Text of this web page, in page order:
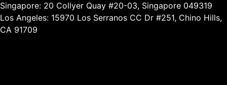
Singapore: 20 Collyer Quay #20-03, Singapore 049319
Los Angeles: 15970 Los Serranos CC Dr #251, Chino Hills,
CA 91709